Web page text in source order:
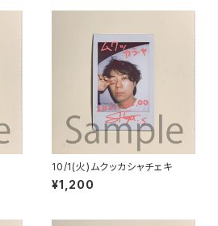
10/1(火)ムクッカシャチェキ
¥1,200